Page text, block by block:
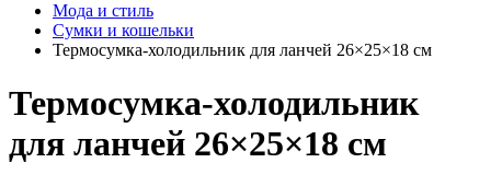
Мода и стиль
Сумки и кошельки
Термосумка-холодильник для ланчей 26×25×18 см
Термосумка-холодильник
для ланчей 26×25×18 см